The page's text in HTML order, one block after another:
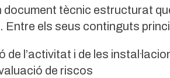
document tècnic estructurat
Entre els seus continguts
de l’activitat i de les
de riscos